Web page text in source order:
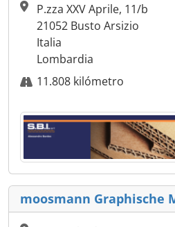
P.zza XXV Aprile, 11/b
21052 Busto Arsizio
Italia
Lombardia
11.808 kilómetro
moosmann Graphische